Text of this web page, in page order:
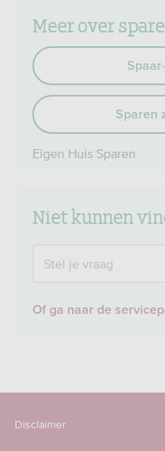
Meer over
Sparen
Eigen Huis Sparen
Niet kunnen
Stel je vraag
Of ga naar de
Disclaimer